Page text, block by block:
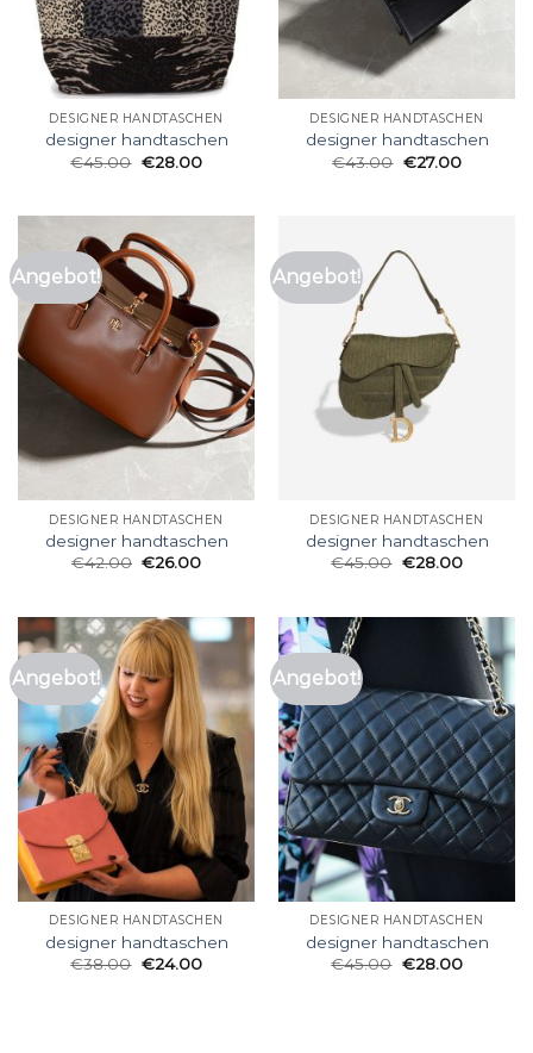
DESIGNER HANDTASCHEN
designer handtaschen
€45.00 €28.00
DESIGNER HANDTASCHEN
designer handtaschen
€43.00 €27.00
Angebot!
DESIGNER HANDTASCHEN
designer handtaschen
€42.00 €26.00
Angebot!
DESIGNER HANDTASCHEN
designer handtaschen
€45.00 €28.00
Angebot!
DESIGNER HANDTASCHEN
designer handtaschen
€38.00 €24.00
Angebot!
DESIGNER HANDTASCHEN
designer handtaschen
€45.00 €28.00